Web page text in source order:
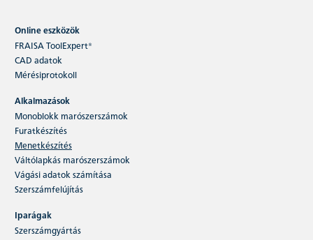
Élhető, körforgásos gazdálkodás a precíziós
szerszámok számára – made by FRAISA. A
FRAISA ReTool®Services három…
Tovább olvasok
Online eszközök
FRAISA ToolExpert®
CAD adatok
Mérésiprotokoll
Alkalmazások
Monoblokk marószerszámok
Furatkészítés
Menetkészítés
Váltólapkás marószerszámok
Vágási adatok számítása
Szerszámfelújítás
Iparágak
Szerszámgyártás